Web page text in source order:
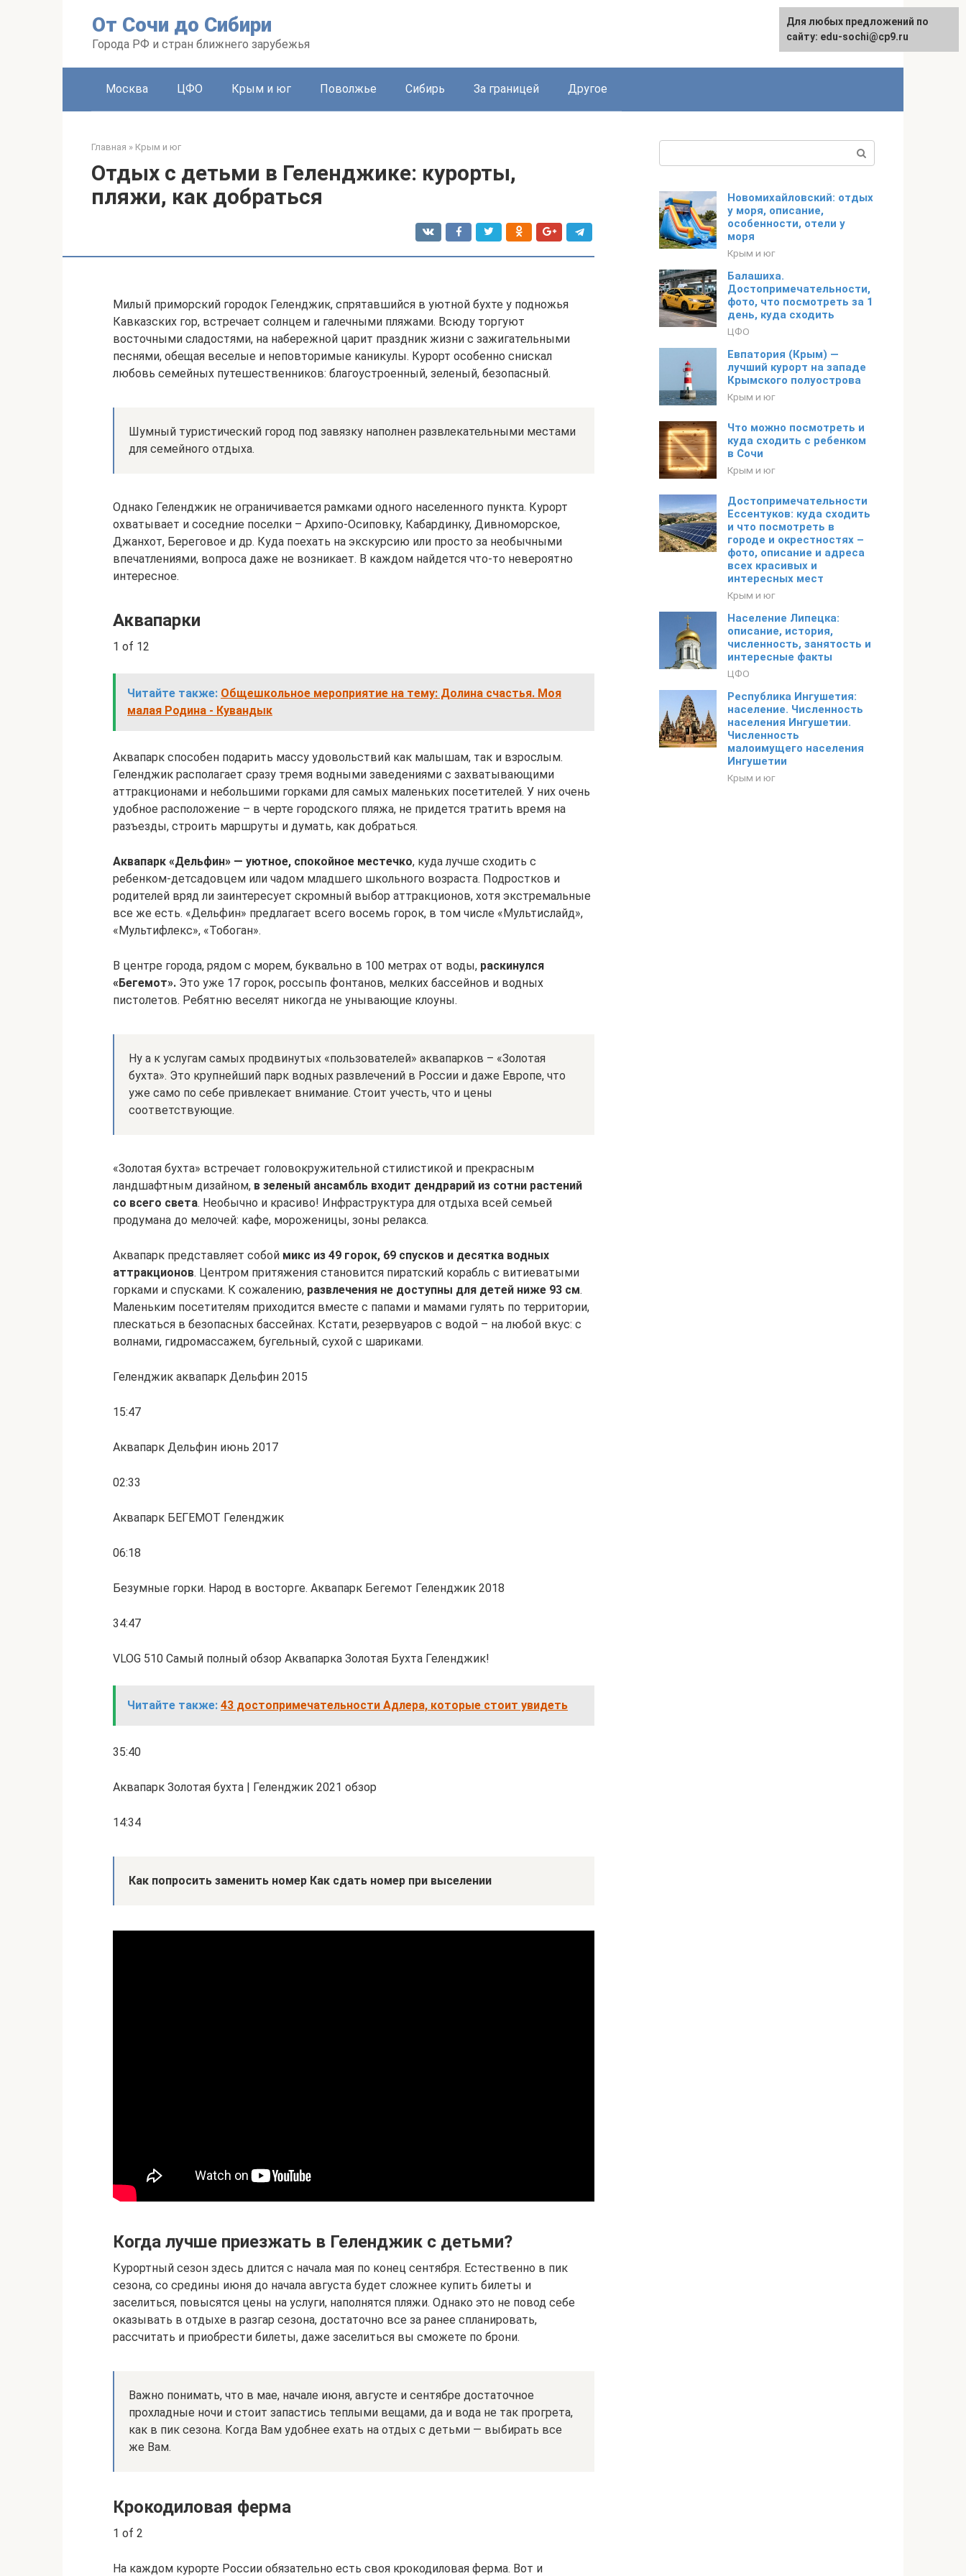
От Сочи до Сибири
Города РФ и стран ближнего зарубежья
English
Москва ЦФО Крым и юг Поволжье Сибирь За границей Другое
Главная » Крым и юг
Отдых с детьми в Геленджике: курорты,
пляжи, как добраться
Милый приморский городок Геленджик, спрятавшийся в уютной бухте у подножья
Кавказских гор, встречает солнцем и галечными пляжами. Всюду торгуют
восточными сладостями, на набережной царит праздник жизни с зажигательными
песнями, обещая веселые и неповторимые каникулы. Курорт особенно снискал
любовь семейных путешественников: благоустроенный, зеленый, безопасный.
Шумный туристический город под завязку наполнен развлекательными местами
для семейного отдыха.
Однако Геленджик не ограничивается рамками одного населенного пункта. Курорт
охватывает и соседние поселки – Архипо-Осиповку, Кабардинку, Дивноморское,
Джанхот, Береговое и др. Куда поехать на экскурсию или просто за необычными
впечатлениями, вопроса даже не возникает. В каждом найдется что-то невероятно
интересное.
Аквапарки
1 of 12
Читайте также: Общешкольное мероприятие на тему: Долина счастья. Моя
малая Родина - Кувандык
Аквапарк способен подарить массу удовольствий как малышам, так и взрослым.
Геленджик располагает сразу тремя водными заведениями с захватывающими
аттракционами и небольшими горками для самых маленьких посетителей. У них очень
удобное расположение – в черте городского пляжа, не придется тратить время на
разъезды, строить маршруты и думать, как добраться.
Аквапарк «Дельфин» — уютное, спокойное местечко, куда лучше сходить с
ребенком-детсадовцем или чадом младшего школьного возраста. Подростков и
родителей вряд ли заинтересует скромный выбор аттракционов, хотя экстремальные
все же есть. «Дельфин» предлагает всего восемь горок, в том числе «Мультислайд»,
«Мультифлекс», «Тобоган».
В центре города, рядом с морем, буквально в 100 метрах от воды, раскинулся
«Бегемот». Это уже 17 горок, россыпь фонтанов, мелких бассейнов и водных
пистолетов. Ребятню веселят никогда не унывающие клоуны.
Ну а к услугам самых продвинутых «пользователей» аквапарков – «Золотая
бухта». Это крупнейший парк водных развлечений в России и даже Европе, что
уже само по себе привлекает внимание. Стоит учесть, что и цены
соответствующие.
«Золотая бухта» встречает головокружительной стилистикой и прекрасным
ландшафтным дизайном, в зеленый ансамбль входит дендрарий из сотни растений
со всего света. Необычно и красиво! Инфраструктура для отдыха всей семьей
продумана до мелочей: кафе, мороженицы, зоны релакса.
Аквапарк представляет собой микс из 49 горок, 69 спусков и десятка водных
аттракционов. Центром притяжения становится пиратский корабль с витиеватыми
горками и спусками. К сожалению, развлечения не доступны для детей ниже 93 см.
Маленьким посетителям приходится вместе с папами и мамами гулять по территории,
плескаться в безопасных бассейнах. Кстати, резервуаров с водой – на любой вкус: с
волнами, гидромассажем, бугельный, сухой с шариками.
Геленджик аквапарк Дельфин 2015
15:47
Аквапарк Дельфин июнь 2017
02:33
Аквапарк БЕГЕМОТ Геленджик
06:18
Безумные горки. Народ в восторге. Аквапарк Бегемот Геленджик 2018
34:47
VLOG 510 Самый полный обзор Аквапарка Золотая Бухта Геленджик!
Читайте также: 43 достопримечательности Адлера, которые стоит увидеть
35:40
Аквапарк Золотая бухта | Геленджик 2021 обзор
14:34
Как попросить заменить номер Как сдать номер при выселении
Когда лучше приезжать в Геленджик с детьми?
Курортный сезон здесь длится с начала мая по конец сентября. Естественно в пик
сезона, со средины июня до начала августа будет сложнее купить билеты и
заселиться, повысятся цены на услуги, наполнятся пляжи. Однако это не повод себе
оказывать в отдыхе в разгар сезона, достаточно все за ранее спланировать,
рассчитать и приобрести билеты, даже заселиться вы сможете по брони.
Важно понимать, что в мае, начале июня, августе и сентябре достаточное
прохладные ночи и стоит запастись теплыми вещами, да и вода не так прогрета,
как в пик сезона. Когда Вам удобнее ехать на отдых с детьми — выбирать все
же Вам.
Крокодиловая ферма
1 of 2
На каждом курорте России обязательно есть своя крокодиловая ферма. Вот и
Новомихайловский: отдых
у моря, описание,
особенности, отели у
моря
Крым и юг
Балашиха.
Достопримечательности,
фото, что посмотреть за 1
день, куда сходить
ЦФО
Евпатория (Крым) —
лучший курорт на западе
Крымского полуострова
Крым и юг
Что можно посмотреть и
куда сходить с ребенком
в Сочи
Крым и юг
Достопримечательности
Ессентуков: куда сходить
и что посмотреть в
городе и окрестностях –
фото, описание и адреса
всех красивых и
интересных мест
Крым и юг
Население Липецка:
описание, история,
численность, занятость и
интересные факты
ЦФО
Республика Ингушетия:
население. Численность
населения Ингушетии.
Численность
малоимущего населения
Ингушетии
Крым и юг
Для любых предложений по
сайту: edu-sochi@cp9.ru